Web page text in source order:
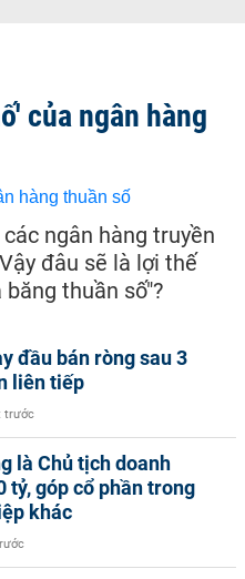
của ngân hàng
ngân hàng truyền
đâu sẽ là lợi thế
thuần số"?
đầu bán ròng sau 3
liên tiếp
trước
là Chủ tịch doanh
tỷ, góp cổ phần trong
khác